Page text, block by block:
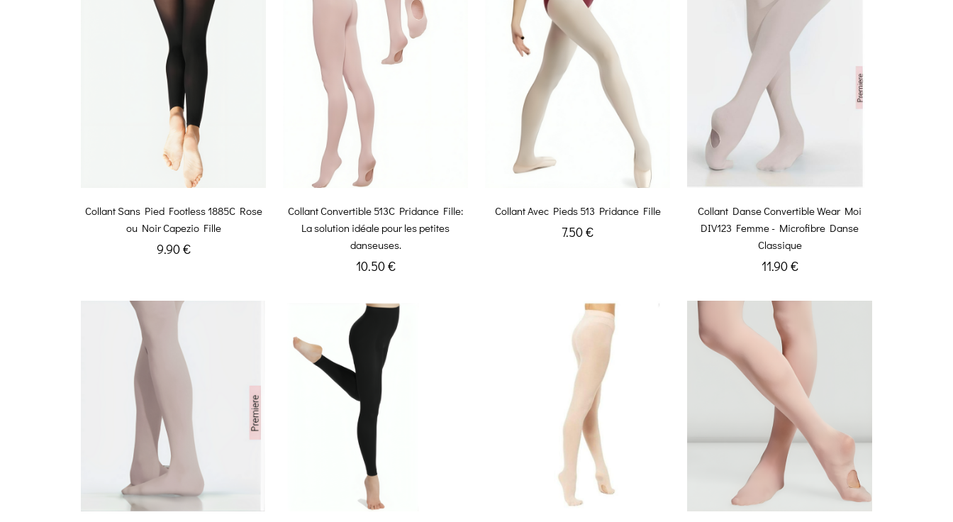
Collant Sans Pied Footless 1885C Rose
ou Noir Capezio Fille
9.90 €
Collant Convertible 513C Pridance Fille:
La solution idéale pour les petites
danseuses.
10.50 €
Collant Avec Pieds 513 Pridance Fille
7.50 €
Collant Danse Convertible Wear Moi
DIV123 Femme - Microfibre Danse
Classique
11.90 €